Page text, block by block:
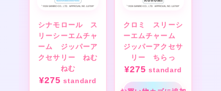
シナモロール ス
リーシーエムチャ
ーム ジッパーア
クセサリー ねむ
ねむ
¥275 standard
クロミ スリーシ
ーエムチャーム
ジッパーアクセサ
リー ちらっ
¥275 standard